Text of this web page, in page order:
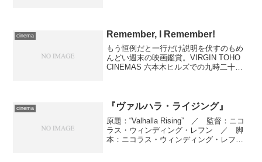
引き続き、TOHOシネ...
cinema Remember, I Remember!
もう恒例だと一行だけ説明を伏すのもめ
んどい週末の映画鑑賞。VIRGIN TOHO
CINEMAS 六本木ヒルズでの九時二十分
いるチケ...
cinema 『ヴァルハラ・ライジング』
原題：“Valhalla Rising” ／ 監督：ニコ
ラス・ウィンディング・レフン ／ 脚
本：ニコラス・ウィンディング・レフ